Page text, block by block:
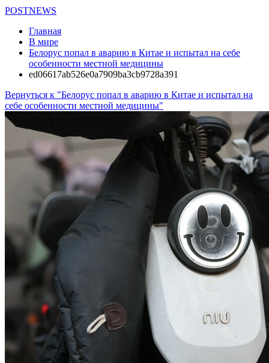
POSTNEWS
Главная
В мире
Белорус попал в аварию в Китае и испытал на себе
особенности местной медицины
ed06617ab526e0a7909ba3cb9728a391
Вернуться к "Белорус попал в аварию в Китае и испытал на
себе особенности местной медицины"